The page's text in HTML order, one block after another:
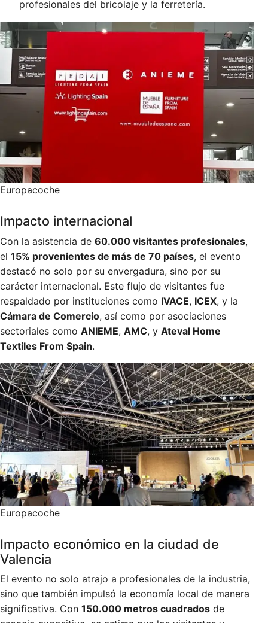
profesionales del bricolaje y la ferretería.
Europacoche
Impacto internacional
Con la asistencia de 60.000 visitantes profesionales,
el 15% provenientes de más de 70 países, el evento
destacó no solo por su envergadura, sino por su
carácter internacional. Este flujo de visitantes fue
respaldado por instituciones como IVACE, ICEX, y la
Cámara de Comercio, así como por asociaciones
sectoriales como ANIEME, AMC, y Ateval Home
Textiles From Spain.
Europacoche
Impacto económico en la ciudad de
Valencia
El evento no solo atrajo a profesionales de la industria,
sino que también impulsó la economía local de manera
significativa. Con 150.000 metros cuadrados de